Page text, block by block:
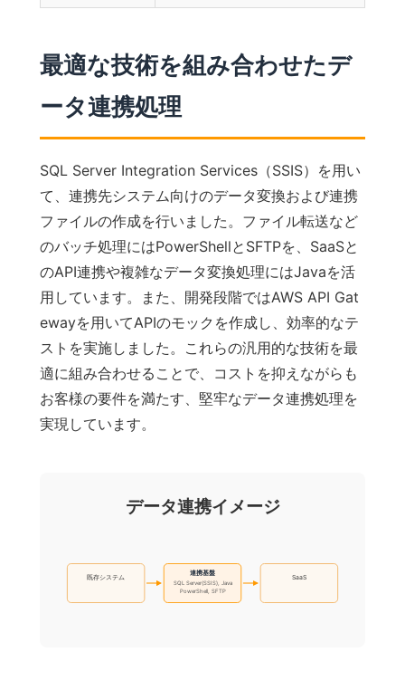
最適な技術を組み合わせたデ
ータ連携処理
SQL Server Integration Services（SSIS）を用い
て、連携先システム向けのデータ変換および連携
ファイルの作成を行いました。ファイル転送など
のバッチ処理にはPowerShellとSFTPを、SaaSと
のAPI連携や複雑なデータ変換処理にはJavaを活
用しています。また、開発段階ではAWS API Gat
ewayを用いてAPIのモックを作成し、効率的なテ
ストを実施しました。これらの汎用的な技術を最
適に組み合わせることで、コストを抑えながらも
お客様の要件を満たす、堅牢なデータ連携処理を
実現しています。
データ連携イメージ
既存システム 連携基盤
SQL Server(SSIS), Java
PowerShell, SFTP
SaaS